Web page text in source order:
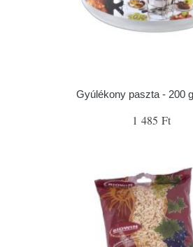
Gyúlékony paszta - 200
1 485 Ft